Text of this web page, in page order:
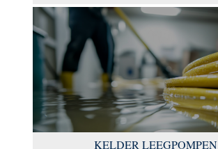
KELDER LEEGPOMPEN